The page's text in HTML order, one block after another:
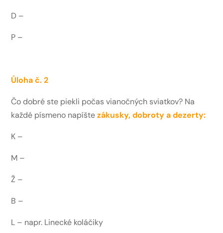
D –
P –
Úloha č. 2
Čo dobré ste piekli počas vianočných sviatkov? Na
každé písmeno napíštezákusky, dobroty a dezerty:
K –
M –
Ž –
B –
L – napr. Linecké koláčiky